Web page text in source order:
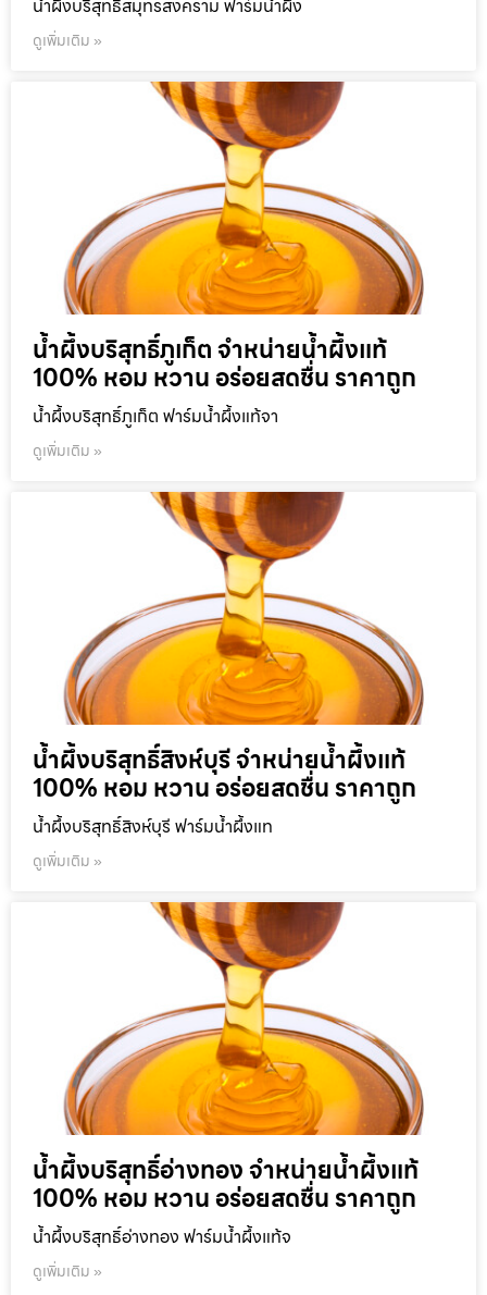
น้ำผึ้งบริสุทธิ์สมุทรสงคราม ฟาร์มน้ำผึ้ง
ดูเพิ่มเติม »
น้ำผึ้งบริสุทธิ์ภูเก็ต จำหน่ายน้ำผึ้งแท้
100% หอม หวาน อร่อยสดชื่น ราคาถูก
น้ำผึ้งบริสุทธิ์ภูเก็ต ฟาร์มน้ำผึ้งแท้จา
ดูเพิ่มเติม »
น้ำผึ้งบริสุทธิ์สิงห์บุรี จำหน่ายน้ำผึ้งแท้
100% หอม หวาน อร่อยสดชื่น ราคาถูก
น้ำผึ้งบริสุทธิ์สิงห์บุรี ฟาร์มน้ำผึ้งแท
ดูเพิ่มเติม »
น้ำผึ้งบริสุทธิ์อ่างทอง จำหน่ายน้ำผึ้งแท้
100% หอม หวาน อร่อยสดชื่น ราคาถูก
น้ำผึ้งบริสุทธิ์อ่างทอง ฟาร์มน้ำผึ้งแท้จ
ดูเพิ่มเติม »